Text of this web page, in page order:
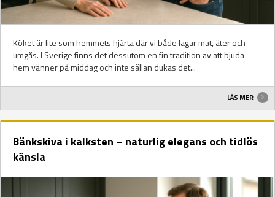
Köket är lite som hemmets hjärta där vi både lagar mat, äter och
umgås. I Sverige finns det dessutom en fin tradition av att bjuda
hem vänner på middag och inte sällan dukas det...
LÄS MER
Bänkskiva i kalksten – naturlig elegans och tidlös
känsla